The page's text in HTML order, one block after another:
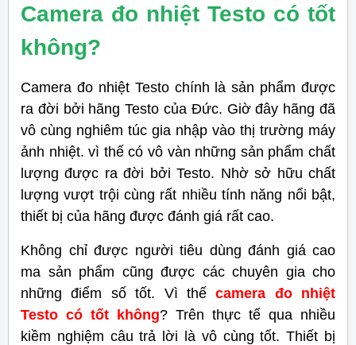
Camera đo nhiệt Testo có tốt
không?
Camera đo nhiệt Testo chính là sản phẩm được
ra đời bởi hãng Testo của Đức. Giờ đây hãng đã
vô cùng nghiêm túc gia nhập vào thị trường máy
ảnh nhiệt. vì thế có vô vàn những sản phẩm chất
lượng được ra đời bởi Testo. Nhờ sở hữu chất
lượng vượt trội cùng rất nhiều tính năng nổi bật,
thiết bị của hãng được đánh giá rất cao.
Không chỉ được người tiêu dùng đánh giá cao
ma sản phẩm cũng được các chuyên gia cho
những điểm số tốt. Vì thếcamera đo nhiệt
Testo có tốt không? Trên thực tế qua nhiều
kiềm nghiệm câu trả lời là vô cùng tốt. Thiết bị